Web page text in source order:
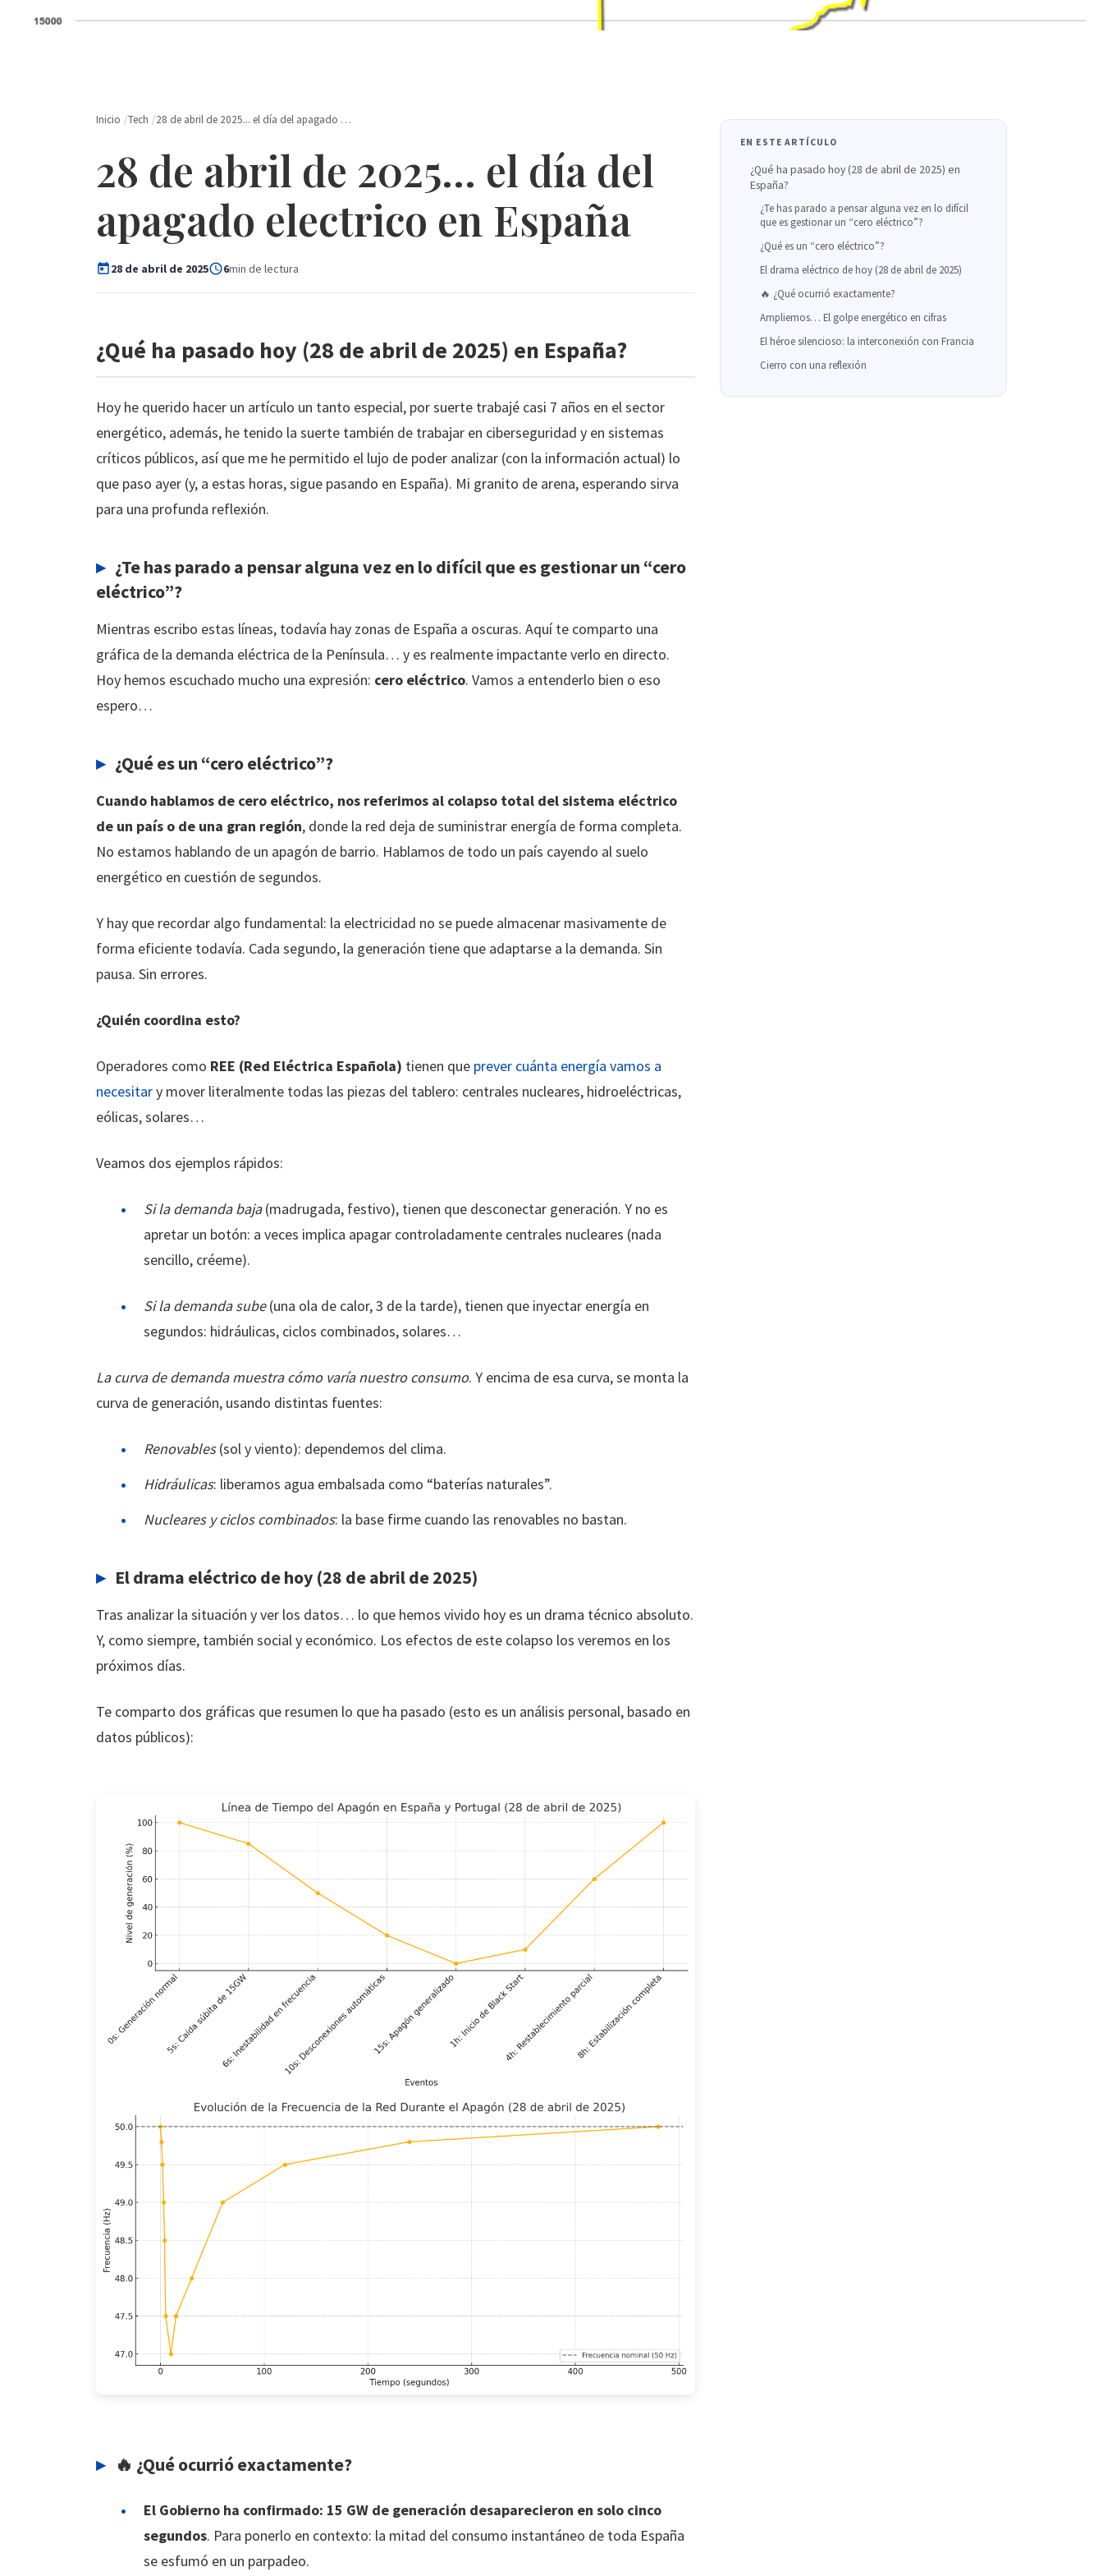
Inicio Tech 28 de abril de 2025... el día del apagado …
28 de abril de 2025... el día del
apagado electrico en España
28 de abril de 2025 6min de lectura
¿Qué ha pasado hoy (28 de abril de 2025) en España?
Hoy he querido hacer un artículo un tanto especial, por suerte trabajé casi 7 años en el sector
energético, además, he tenido la suerte también de trabajar en ciberseguridad y en sistemas
críticos públicos, así que me he permitido el lujo de poder analizar (con la información actual) lo
que paso ayer (y, a estas horas, sigue pasando en España). Mi granito de arena, esperando sirva
para una profunda reflexión.
¿Te has parado a pensar alguna vez en lo difícil que es gestionar un “cero
eléctrico”?
Mientras escribo estas líneas, todavía hay zonas de España a oscuras. Aquí te comparto una
gráfica de la demanda eléctrica de la Península… y es realmente impactante verlo en directo.
Hoy hemos escuchado mucho una expresión: cero eléctrico. Vamos a entenderlo bien o eso
espero…
¿Qué es un “cero eléctrico”?
Cuando hablamos de cero eléctrico, nos referimos al colapso total del sistema eléctrico
de un país o de una gran región, donde la red deja de suministrar energía de forma completa.
No estamos hablando de un apagón de barrio. Hablamos de todo un país cayendo al suelo
energético en cuestión de segundos.
Y hay que recordar algo fundamental: la electricidad no se puede almacenar masivamente de
forma eficiente todavía. Cada segundo, la generación tiene que adaptarse a la demanda. Sin
pausa. Sin errores.
¿Quién coordina esto?
Operadores como REE (Red Eléctrica Española) tienen que prever cuánta energía vamos a
necesitary mover literalmente todas las piezas del tablero: centrales nucleares, hidroeléctricas,
eólicas, solares…
Veamos dos ejemplos rápidos:
Si la demanda baja(madrugada, festivo), tienen que desconectar generación. Y no es
apretar un botón: a veces implica apagar controladamente centrales nucleares (nada
sencillo, créeme).
Si la demanda sube(una ola de calor, 3 de la tarde), tienen que inyectar energía en
segundos: hidráulicas, ciclos combinados, solares…
La curva de demanda muestra cómo varía nuestro consumo. Y encima de esa curva, se monta la
curva de generación, usando distintas fuentes:
Renovables(sol y viento): dependemos del clima.
Hidráulicas: liberamos agua embalsada como “baterías naturales”.
Nucleares y ciclos combinados: la base firme cuando las renovables no bastan.
El drama eléctrico de hoy (28 de abril de 2025)
Tras analizar la situación y ver los datos… lo que hemos vivido hoy es un drama técnico absoluto.
Y, como siempre, también social y económico. Los efectos de este colapso los veremos en los
próximos días.
Te comparto dos gráficas que resumen lo que ha pasado (esto es un análisis personal, basado en
datos públicos):
🔥 ¿Qué ocurrió exactamente?
El Gobierno ha confirmado: 15 GW de generación desaparecieron en solo cinco
segundos. Para ponerlo en contexto: la mitad del consumo instantáneo de toda España
se esfumó en un parpadeo.
EN ESTE ARTÍCULO
¿Qué ha pasado hoy (28 de abril de 2025) en
España?
¿Te has parado a pensar alguna vez en lo difícil
que es gestionar un “cero eléctrico”?
¿Qué es un “cero eléctrico”?
El drama eléctrico de hoy (28 de abril de 2025)
🔥 ¿Qué ocurrió exactamente?
Ampliemos… El golpe energético en cifras
El héroe silencioso: la interconexión con Francia
Cierro con una reflexión